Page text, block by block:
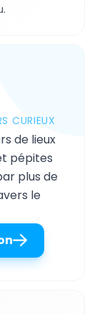
CURIEUX
de lieux
pépites
plus de
le